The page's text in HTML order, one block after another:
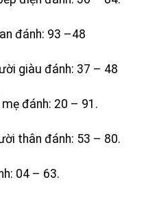
đánh: 93 –48
giàu đánh: 37 – 48
đánh: 20 – 91.
thân đánh: 53 – 80.
04 – 63.